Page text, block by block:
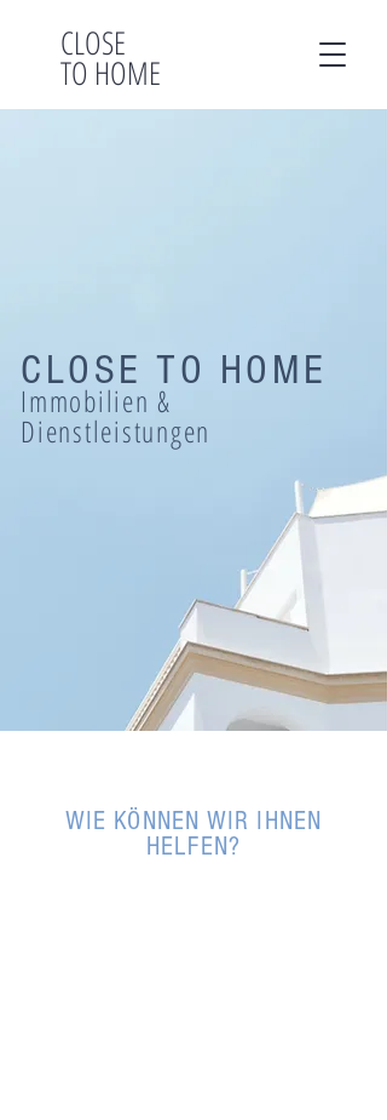
CLOSE
TO HOME
CLOSE TO HOME
Immobilien &
Dienstleistungen
WIE KÖNNEN WIR IHNEN
HELFEN?